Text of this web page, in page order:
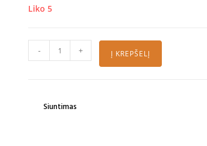
Liko 5
- + Į KREPŠELĮ
Siuntimas